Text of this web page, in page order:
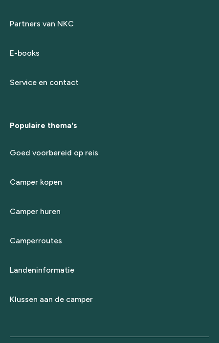
Partners van NKC
E-books
Service en contact
Populaire thema's
Goed voorbereid op reis
Camper kopen
Camper huren
Camperroutes
Landeninformatie
Klussen aan de camper